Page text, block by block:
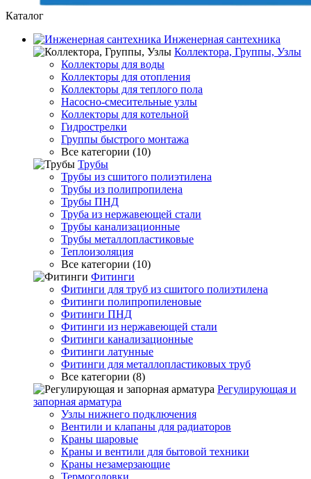
Каталог
Инженерная сантехника
Коллектора, Группы, Узлы
Коллекторы для воды
Коллекторы для отопления
Коллекторы для теплого пола
Насосно-смесительные узлы
Коллекторы для котельной
Гидрострелки
Группы быстрого монтажа
Все категории (10)
Трубы
Трубы из сшитого полиэтилена
Трубы из полипропилена
Трубы ПНД
Труба из нержавеющей стали
Трубы канализационные
Трубы металлопластиковые
Теплоизоляция
Все категории (10)
Фитинги
Фитинги для труб из сшитого полиэтилена
Фитинги полипропиленовые
Фитинги ПНД
Фитинги из нержавеющей стали
Фитинги канализационные
Фитинги латунные
Фитинги для металлопластиковых труб
Все категории (8)
Регулирующая и
запорная арматура
Узлы нижнего подключения
Вентили и клапаны для радиаторов
Краны шаровые
Краны и вентили для бытовой техники
Краны незамерзающие
Термоголовки